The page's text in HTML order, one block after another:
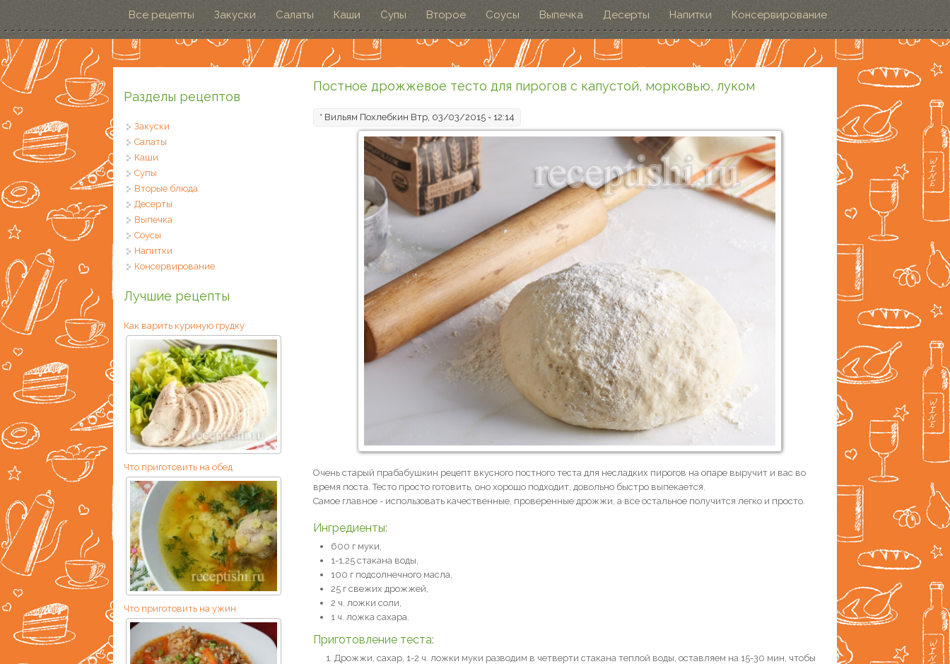
Все рецепты Закуски Салаты Каши Супы Второе Соусы Выпечка Десерты Напитки Консервирование
Постное дрожжевое тесто для пирогов с капустой, морковью, луком
* Вильям Похлебкин Втр, 03/03/2015 - 12:14
Очень старый прабабушкин рецепт вкусного постного теста для несладких пирогов на опаре выручит и вас во
время поста. Тесто просто готовить, оно хорошо подходит, довольно быстро выпекается.
Самое главное - использовать качественные, проверенные дрожжи, а все остальное получится легко и просто.
Ингредиенты:
600 г муки,
1-1,25 стакана воды,
100 г подсолнечного масла,
25 г свежих дрожжей,
2 ч. ложки соли,
1 ч. ложка сахара.
Приготовление теста:
Дрожжи, сахар, 1-2 ч. ложки муки разводим в четверти стакана теплой воды, оставляем на 15-30 мин, чтобы
Разделы рецептов
Закуски
Салаты
Каши
Супы
Вторые блюда
Десерты
Выпечка
Соусы
Напитки
Консервирование
Лучшие рецепты
Как варить куриную грудку
Что приготовить на обед
Что приготовить на ужин